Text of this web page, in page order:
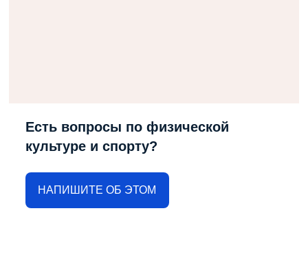
Есть вопросы по физической
культуре и спорту?
НАПИШИТЕ ОБ ЭТОМ